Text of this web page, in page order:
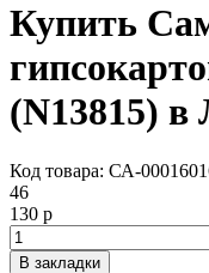
Купить
(N13815)
Код товара: СА-
46
130 р
В закладки